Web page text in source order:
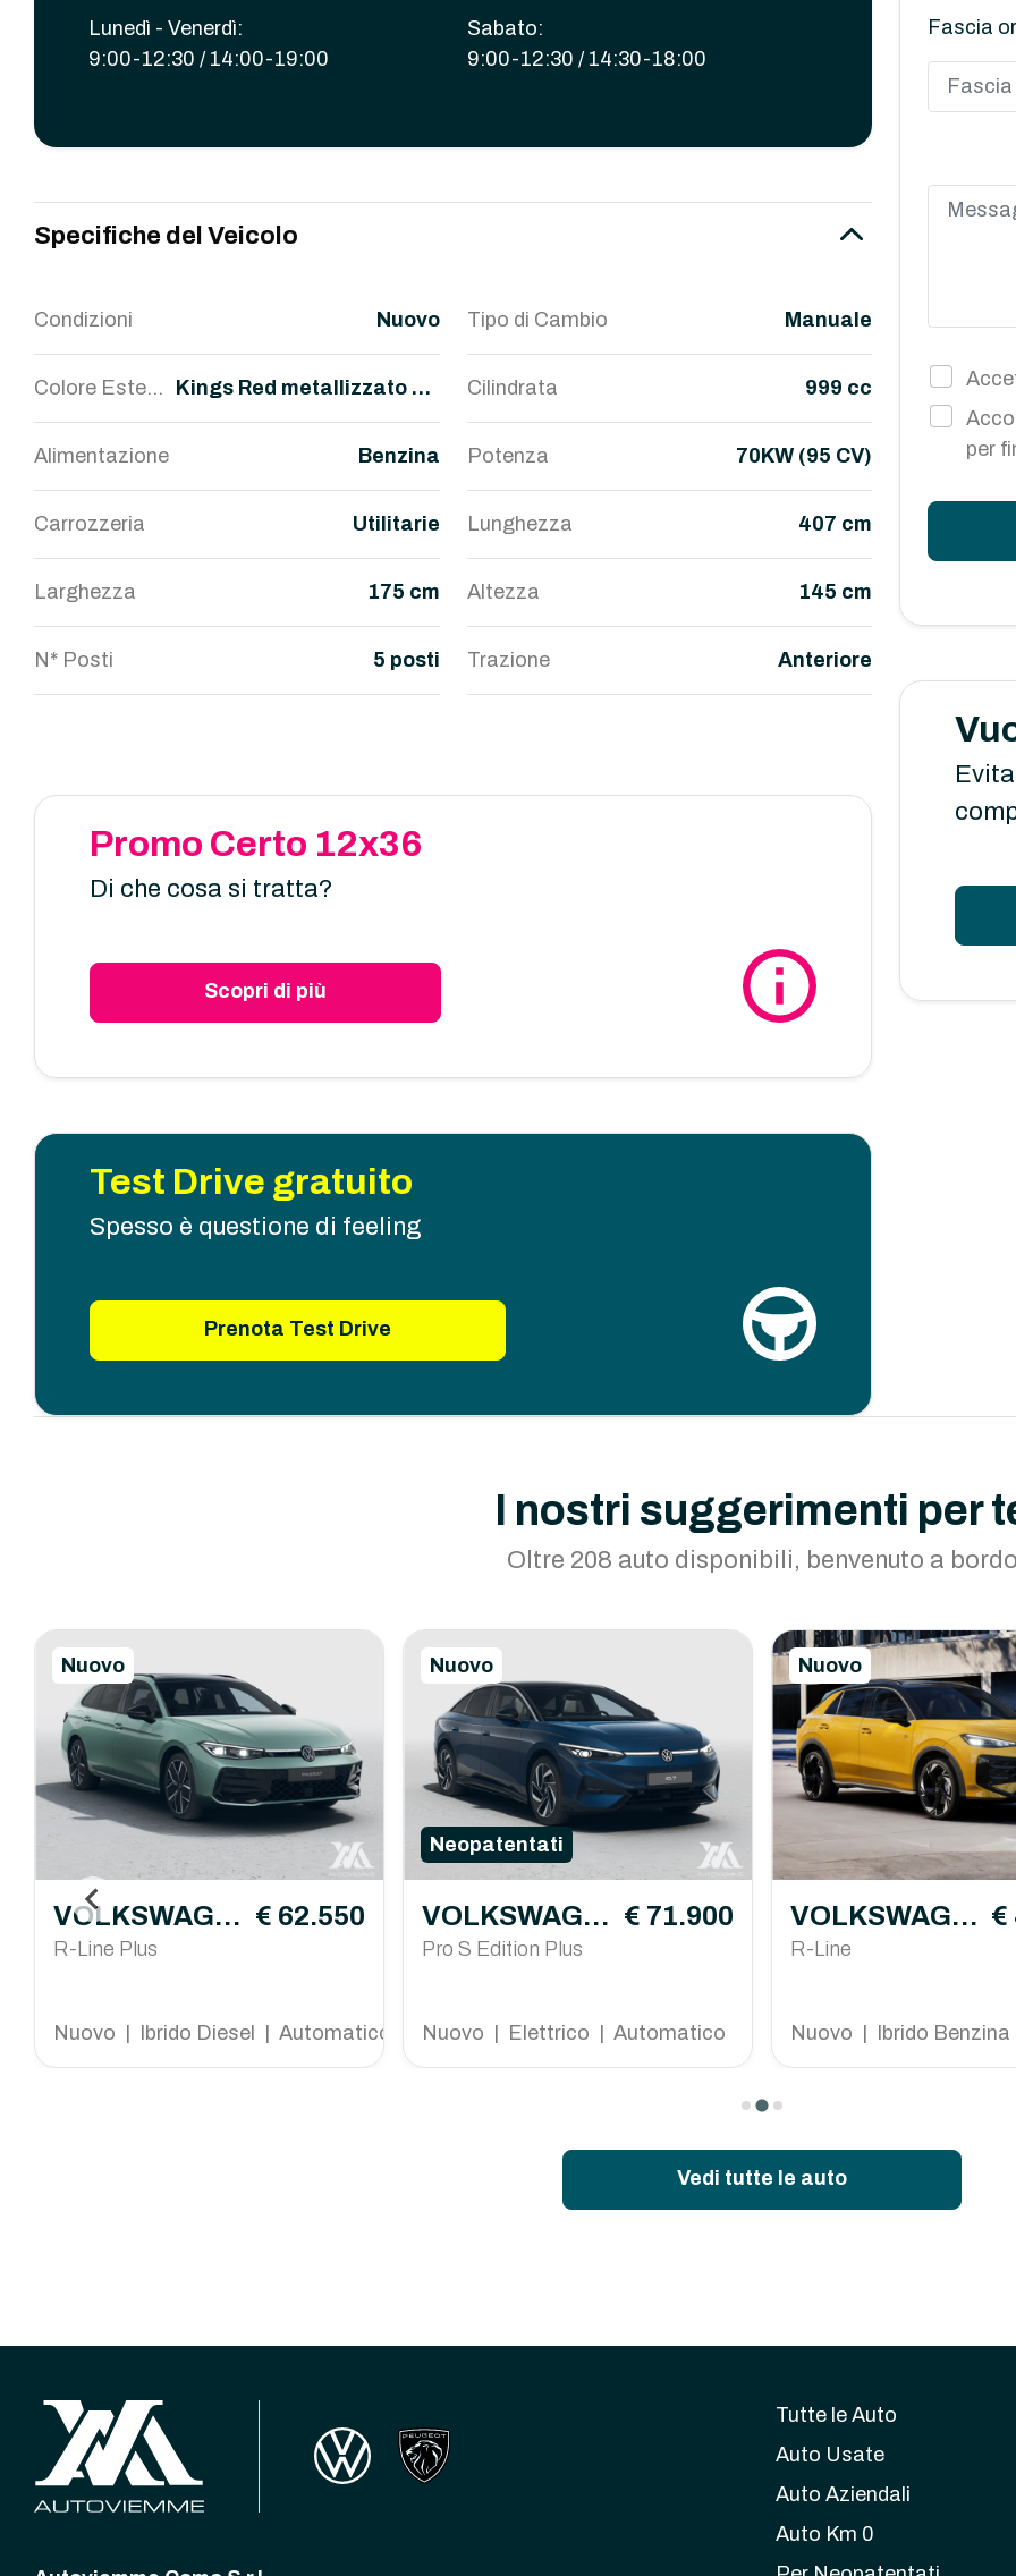
Lunedì - Venerdì:
9:00-12:30 / 14:00-19:00
Sabato:
9:00-12:30 / 14:30-18:00
Specifiche del Veicolo
Condizioni Nuovo Tipo di Cambio Manuale
Colore Estern
o
Kings Red metallizzato Ne
ro
Cilindrata 999 cc
Alimentazione Benzina Potenza 70KW (95 CV)
Carrozzeria Utilitarie Lunghezza 407 cm
Larghezza 175 cm Altezza 145 cm
N* Posti 5 posti Trazione Anteriore
Promo Certo 12x36
Di che cosa si tratta?
Scopri di più
Test Drive gratuito
Spesso è questione di feeling
Prenota Test Drive
Fascia
per
I nostri suggerimenti per
Oltre 208 auto disponibili, benvenuto a
Nuovo
VOLKSWAGE
N Passat
R-Line Plus
€ 62.550
Nuovo | Ibrido Diesel | Automatico
Nuovo
Neopatentati
VOLKSWAGE
N ID.7
Pro S Edition Plus
€ 71.900
Nuovo | Elettrico | Automatico
Nuovo
VOLKSWAGE
N T-Roc
R-Line
€
Nuovo | Ibrido
Vedi tutte le auto
Tutte le Auto
Auto Usate
Auto Aziendali
Auto Km 0